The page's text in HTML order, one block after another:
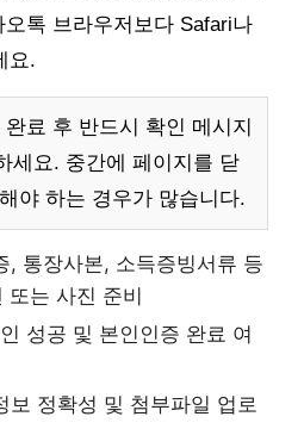
톡 브라우저보다 Safari나
요.
료 후 반드시 확인 메시지
세요. 중간에 페이지를 닫
야 하는 경우가 많습니다.
, 통장사본, 소득증빙서류 등
또는 사진 준비
성공 및 본인인증 완료 여
보 정확성 및 첨부파일 업로